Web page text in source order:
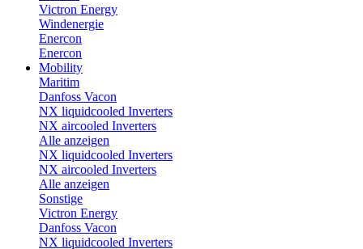
Victron Energy
Windenergie
Enercon
Enercon
Mobility
Maritim
Danfoss Vacon
NX liquidcooled Inverters
NX aircooled Inverters
Alle anzeigen
NX liquidcooled Inverters
NX aircooled Inverters
Alle anzeigen
Sonstige
Victron Energy
Danfoss Vacon
NX liquidcooled Inverters